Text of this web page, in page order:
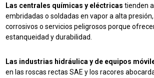
Las centrales químicas y eléctricas tienden
embridadas o soldadas en vapor a alta
corrosivos o servicios peligrosos porque
estanqueidad y durabilidad.
Las industrias hidráulica y de equipos
en las roscas rectas SAE y los racores